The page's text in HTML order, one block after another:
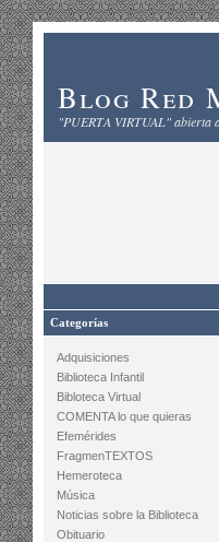
Blog Red
"PUERTA VIRTUAL" abierta
Categorías
Adquisiciones
Biblioteca Infantil
Bibloteca Virtual
COMENTA lo que quieras
Efemérides
FragmenTEXTOS
Hemeroteca
Música
Noticias sobre la Biblioteca
Obituario